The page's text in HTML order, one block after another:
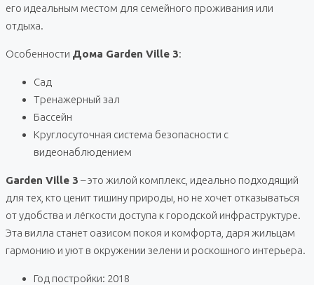
его идеальным местом для семейного проживания или
отдыха.
Особенности Дома Garden Ville 3:
Сад
Тренажерный зал
Бассейн
Круглосуточная система безопасности с
видеонаблюдением
Garden Ville 3 – это жилой комплекс, идеально подходящий
для тех, кто ценит тишину природы, но не хочет отказываться
от удобства и лёгкости доступа к городской инфраструктуре.
Эта вилла станет оазисом покоя и комфорта, даря жильцам
гармонию и уют в окружении зелени и роскошного интерьера.
Год постройки: 2018